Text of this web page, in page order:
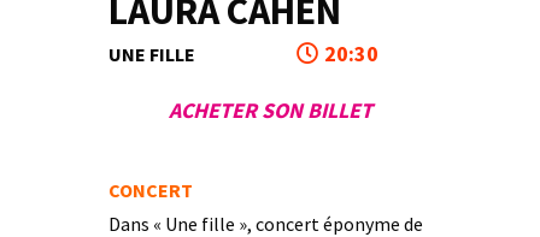
4
MAR
LAURA CAHEN
UNE FILLE 20:30
ACHETER SON BILLET
CONCERT
Dans « Une fille », concert éponyme de